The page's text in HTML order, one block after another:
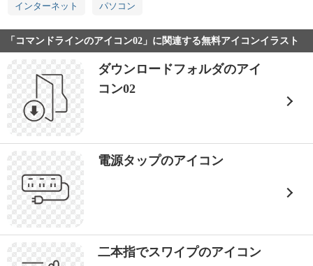
インターネット パソコン
「コマンドラインのアイコン02」に関連する無料アイコンイラスト
ダウンロードフォルダのアイ
コン02
電源タップのアイコン
二本指でスワイプのアイコン